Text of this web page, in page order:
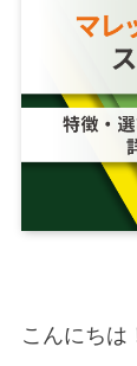
こんにちは